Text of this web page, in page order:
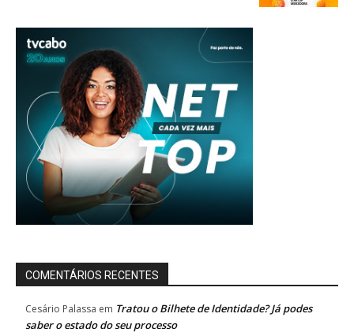
COMENTÁRIOS RECENTES
Cesário Palassa em Tratou o Bilhete de Identidade? Já podes
saber o estado do seu processo